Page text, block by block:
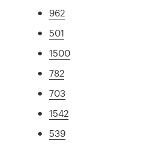
962
501
1500
782
703
1542
539